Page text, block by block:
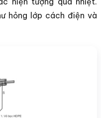
hỏng lớp cách điện và